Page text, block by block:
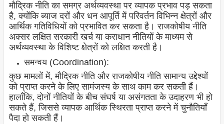
मौद्रिक नीति का समग्र अर्थव्यवस्था पर व्यापक प्रभाव पड़ सकता
है, क्योंकि ब्याज दरों और धन आपूर्ति में परिवर्तन विभिन्न क्षेत्रों और
आर्थिक गतिविधियों को प्रभावित कर सकता है। राजकोषीय नीति
अक्सर लक्षित सरकारी खर्च या कराधान नीतियों के माध्यम से
अर्थव्यवस्था के विशिष्ट क्षेत्रों को लक्षित करती है।
समन्वय (Coordination):
कुछ मामलों में, मौद्रिक नीति और राजकोषीय नीति सामान्य उद्देश्यों
को प्राप्त करने के लिए सामंजस्य के साथ काम कर सकती हैं।
हालाँकि, दोनों नीतियों के बीच संघर्ष या असंगतता के उदाहरण भी हो
सकते हैं, जिससे व्यापक आर्थिक स्थिरता प्राप्त करने में चुनौतियाँ
पैदा हो सकती हैं।